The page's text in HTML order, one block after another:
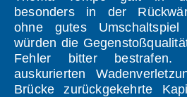
besonders in der
ohne gutes
würden die
Fehler bitter
auskurierten
Brücke zurückgekehrte